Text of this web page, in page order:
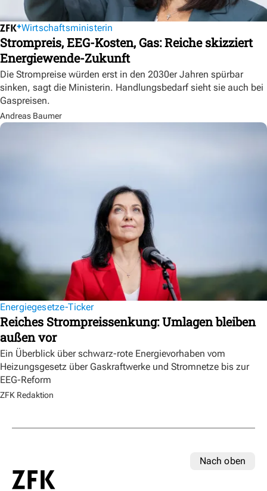
Wirtschaftsministerin
Strompreis, EEG-Kosten, Gas: Reiche skizziert
Energiewende-Zukunft
Die Strompreise würden erst in den 2030er Jahren spürbar
sinken, sagt die Ministerin. Handlungsbedarf sieht sie auch bei
Gaspreisen.
Andreas Baumer
Energiegesetze-Ticker
Reiches Strompreissenkung: Umlagen bleiben
außen vor
Ein Überblick über schwarz-rote Energievorhaben vom
Heizungsgesetz über Gaskraftwerke und Stromnetze bis zur
EEG-Reform
ZFK Redaktion
Nach oben